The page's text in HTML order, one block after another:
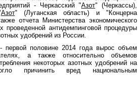
- Черкасский "Азот" (Черкассы),
Азот" (Луганская область) и "Концерна
отчета Министерства экономического
проведенной антидемпинговой процедуры
удобрений из России.
первой половине 2014 года вырос объем
а также относительно объемов
некоторых азотных удобрений на
причинить вред национальным